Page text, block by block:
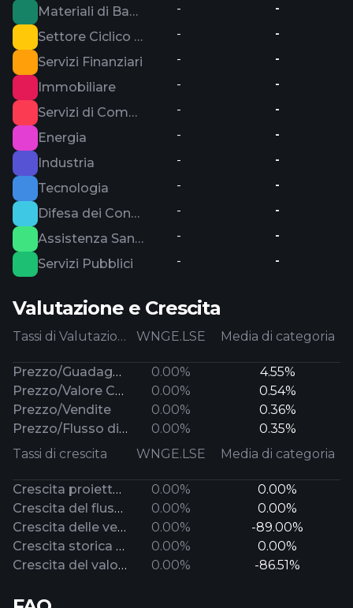
Materiali di Base -
-
Settore Ciclico dei Consumatori
-
-
Servizi Finanziari
-
-
Immobiliare
-
-
Servizi di Comunicazione
-
-
Energia
-
-
Industria
-
-
Tecnologia
-
-
Difesa dei Consumatori
-
-
Assistenza Sanitaria
-
-
Servizi Pubblici
- -
Valutazione e Crescita
Tassi di Valutazione WNGE.LSE Media di categoria
Prezzo/Guadagni Futuri 0.00%
4.55%
Prezzo/Valore Contabile
0.00%
0.54%
Prezzo/Vendite
0.00%
0.36%
Prezzo/Flusso di Cassa
0.00%
0.35%
Tassi di crescita
WNGE.LSE Media di categoria
Crescita proiettata a lungo termine dei guadagni 0.00%
0.00%
Crescita del flusso di cassa
0.00%
0.00%
Crescita delle vendite
0.00%
-89.00%
Crescita storica dei guadagni
0.00%
0.00%
Crescita del valore contabile
0.00% -86.51%